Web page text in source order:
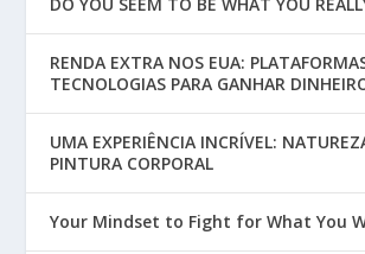
RENDA EXTRA NOS EUA:
TECNOLOGIAS PARA GANHAR
UMA EXPERIÊNCIA INCRÍVEL:
PINTURA CORPORAL
Your Mindset to Fight for What You